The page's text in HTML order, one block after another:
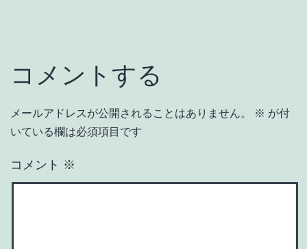
コメントする
メールアドレスが公開されることはありません。 ※ が付
いている欄は必須項目です
コメント ※